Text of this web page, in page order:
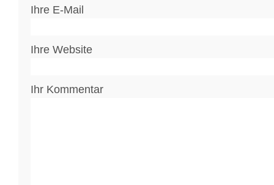
Ihre E-Mail
Ihre Website
Ihr Kommentar